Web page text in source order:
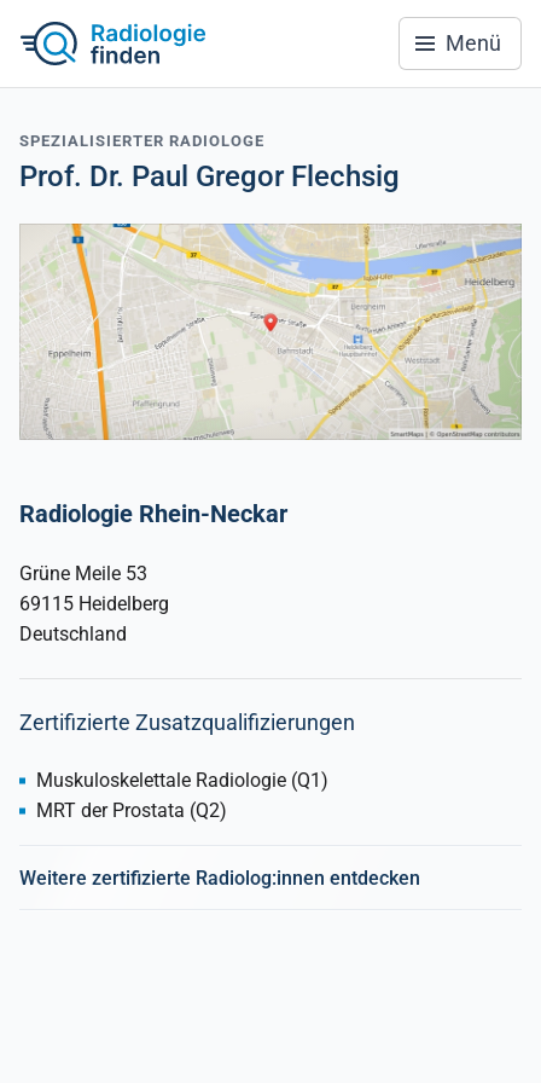
Menü
SPEZIALISIERTER RADIOLOGE
Prof. Dr. Paul Gregor Flechsig
Radiologie Rhein-Neckar
Grüne Meile 53
69115 Heidelberg
Deutschland
Zertifizierte Zusatzqualifizierungen
Muskuloskelettale Radiologie (Q1)
MRT der Prostata (Q2)
Weitere zertifizierte Radiolog:innen entdecken